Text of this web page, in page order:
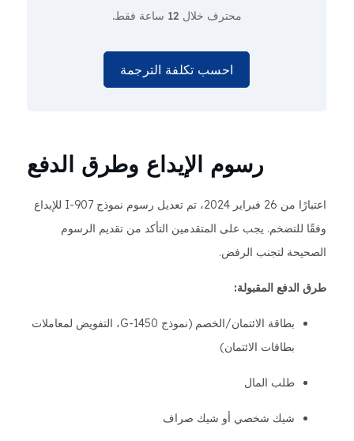
محترف خلال 12 ساعة فقط.
احسب تكلفة الترجمة
رسوم الإيداع وطرق الدفع
اعتبارًا من 26 فبراير 2024، تم تعديل رسوم نموذج I-907 للإيداع
وفقًا للتضخم. يجب على المتقدمين التأكد من تقديم الرسوم
الصحيحة لتجنب الرفض.
طرق الدفع المقبولة:
بطاقة الائتمان/الخصم (نموذج G-1450، التفويض لمعاملات
بطاقات الائتمان)
طلب المال
شيك شخصي أو شيك صراف